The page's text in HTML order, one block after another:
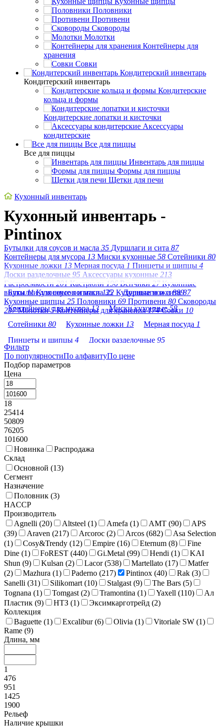
Половники
Противени
Сковороды
Молотки
Контейнеры для
хранения
Совки
Кондитерский инвентарь
Кондитерский инвентарь
Кондитерские
кольца и формы
Кондитерские лопатки и кисточки
Аксессуары
кондитерские
Все для пиццы
Все для пиццы
Инвентарь для пиццы
Формы для пиццы
Щетки для печи
Кухонный инвентарь
Кухонный инвентарь -
Pintinox
Бутылки для соусов и масла 35 Дуршлаги и сита 87
Контейнеры для мусора 13 Миски кухонные 58 Сотейники 80
Кухонные ложки 13 Мерная посуда 1 Пинцеты и щипцы 4
Доски разделочные 95 Аксессуары кухонные 213
Гастроемкости 201 Кастрюли 196 Венчики 27 Кухонные
вилки 11 Кухонные лопатки 122 Кухонные ножи 889
Кухонные щипцы 25 Половники 69 Противени 80 Сковороды
237 Молотки 5 Контейнеры для хранения 174 Совки 10
Бутылки для соусов и масла 35 Дуршлаги и сита 87
Контейнеры для мусора 13 Миски кухонные 58
Сотейники 80 Кухонные ложки 13 Мерная посуда 1
Пинцеты и щипцы 4 Доски разделочные 95
Аксессуары кухонные213 Гастроемкости
Кастрюли
Кухонные лопатки
Кухонные щипцы
Сковороды
Контейнеры для хранения
Фильтр
По популярностиПо алфавитуПо цене
Подбор параметров
Цена
18
25414
50809
76205
101600
Новинка
Распродажа
Склад
Основной (13)
Сегмент
Назначение
Половник (3)
HACCP
Производитель
Agnelli (20) Altsteel (1) Amefa (1) AMT (90)
APS
(39) Araven (217) Arcoroc (2) Arcos (682)
Asa Selection
(1) Cosy&Trendy (12) Empire (16) Eternum (8)
Fine
Dine (1) FoREST (440) Gi.Metal (99) Hendi (1)
KAI
Shun (9) Kulsan (2) Lacor (538) Martellato (17)
Matfer
(2) Mazhura (1) Paderno (217) Pintinox (40) Rak (3)
Sanelli (31) Silikomart (10) Stalgast (9) The Bars (5)
Tognana (1) Tomgast (2) Tramontina (1) Yaxell (110)
Ал
Пластик (9) НТЗ (1) Эксимкарготрейд (2)
Коллекция
Baguette (1) Excalibur (6) Olivia (1) Vitoriale SW (1)
Rame (9)
Длина, мм
1
476
951
1425
1900
Рельеф
Наличие крышки